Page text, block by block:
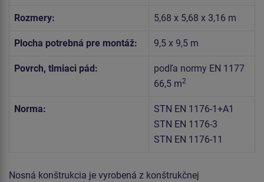
Rozmery: 5,68 x 5,68 x 3,16 m
Plocha potrebná pre montáž: 9,5 x 9,5 m
Povrch, tlmiaci pád:
podľa normy EN 1177
66,5 m2
Norma:
STN EN 1176-1+A1
STN EN 1176-3
STN EN 1176-11
Nosná konštrukcia je vyrobená z konštrukčnej